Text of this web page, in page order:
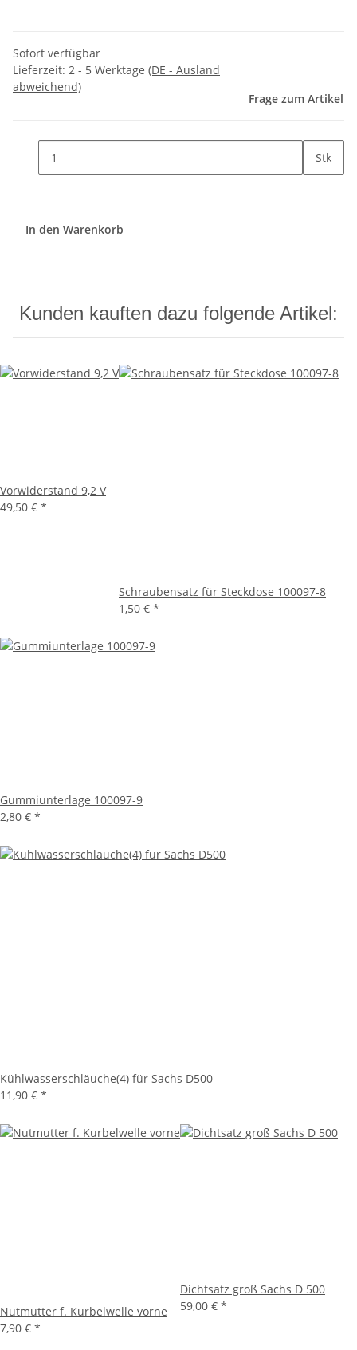
Sofort verfügbar
Lieferzeit: 2 - 5 Werktage (DE - Ausland
abweichend)
Frage zum Artikel
Stk
In den Warenkorb
Kunden kauften dazu folgende Artikel:
Vorwiderstand 9,2 V
49,50 € *
Schraubensatz für Steckdose 100097-8
1,50 € *
Gummiunterlage 100097-9
2,80 € *
Kühlwasserschläuche(4) für Sachs D500
11,90 € *
Nutmutter f. Kurbelwelle vorne
7,90 € *
Dichtsatz groß Sachs D 500
59,00 € *